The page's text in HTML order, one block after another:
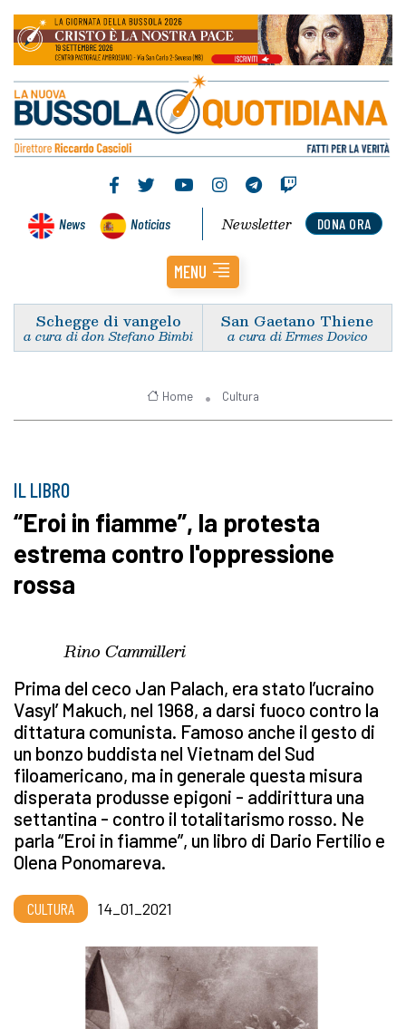
News Noticias DONA ORA
Newsletter
MENU
Schegge di vangelo
a cura di don Stefano Bimbi
San Gaetano Thiene
a cura di Ermes Dovico
Home Cultura
IL LIBRO
“Eroi in fiamme”, la protesta
estrema contro l'oppressione
rossa
Rino Cammilleri
Prima del ceco Jan Palach, era stato l’ucraino
Vasyl’ Makuch, nel 1968, a darsi fuoco contro la
dittatura comunista. Famoso anche il gesto di
un bonzo buddista nel Vietnam del Sud
filoamericano, ma in generale questa misura
disperata produsse epigoni - addirittura una
settantina - contro il totalitarismo rosso. Ne
parla “Eroi in fiamme”, un libro di Dario Fertilio e
Olena Ponomareva.
CULTURA 14_01_2021